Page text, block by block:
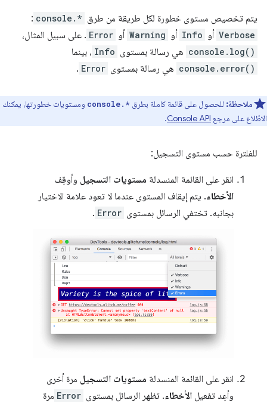
يتم تخصيص مستوى خطورة لكل طريقة من طرق console.*
:
Verbose أو Info أو Warning أو Error . على سبيل المثال،
console.log() هي رسالة بمستوى Info ، بينما
console.error() هي رسالة بمستوى Error
.
ملاحظة: للحصول على قائمة كاملة بطرق console.* ومستويات خطورتها، يمكنك
الاطّلاع على مرجع Console API
.
للفلترة حسب مستوى التسجيل:
انقر على القائمة المنسدلة مستويات التسجيل وأوقِف
الأخطاء. يتم إيقاف المستوى عندما لا تعود علامة الاختيار
بجانبه. تختفي الرسائل بمستوى Error
.
انقر على القائمة المنسدلة مستويات التسجيل مرة أخرى
وأعِد تفعيل الأخطاء. تظهر الرسائل بمستوى Error مرة